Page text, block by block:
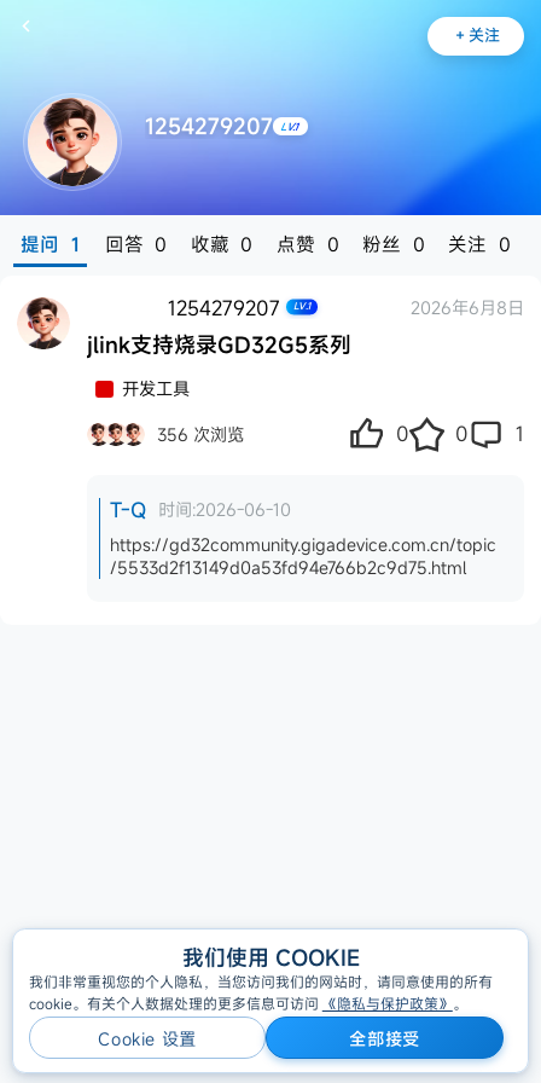
1254279207 LV.1
+ 关注
提问 1 回答 0 收藏 0 点赞 0 粉丝 0 关注 0
1254279207 LV.1 2026年6月8日
jlink支持烧录GD32G5系列
开发工具
356 次浏览
0 0 1
T-Q 时间:2026-06-10
https://gd32community.gigadevice.com.cn/topic
/5533d2f13149d0a53fd94e766b2c9d75.html
我们使用 COOKIE
我们非常重视您的个人隐私，当您访问我们的网站时，请同意使用的所有
cookie。有关个人数据处理的更多信息可访问 《隐私与保护政策》 。
Cookie 设置
全部接受
All Rights Reserved, Copyright © GigaDevice 2005-2026
隐私策略